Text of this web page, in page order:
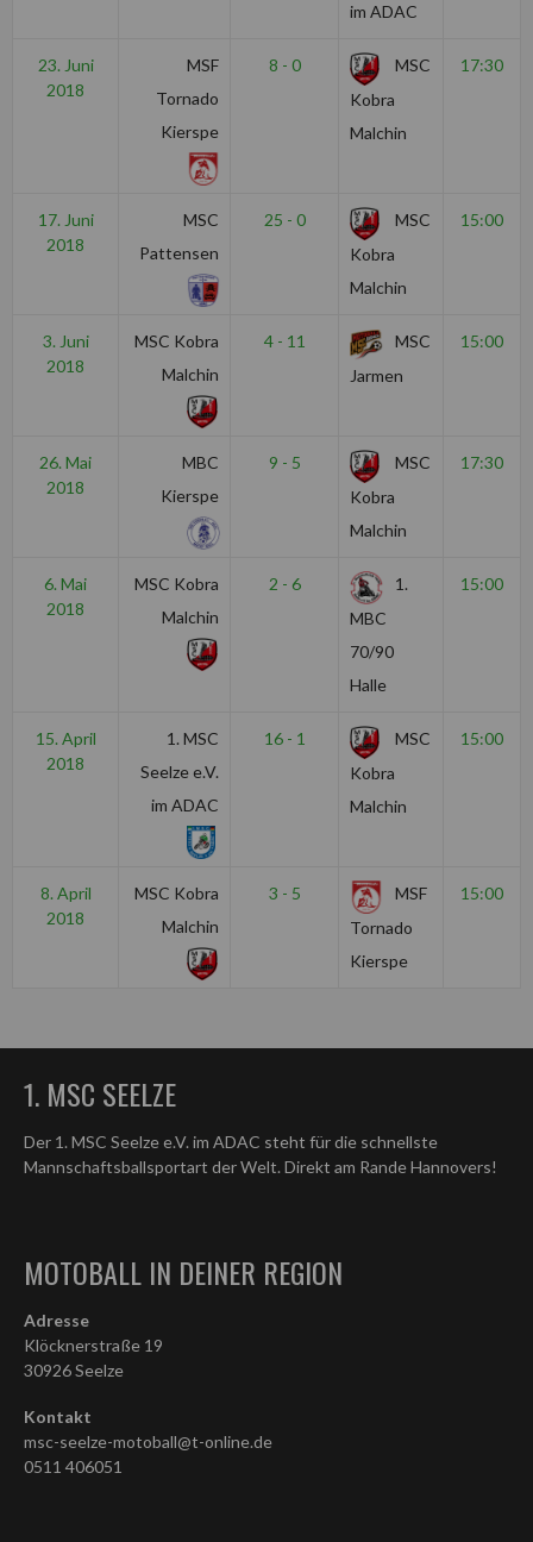
im ADAC
23. Juni
2018
MSF
Tornado
Kierspe
8 - 0
MSC
Kobra
Malchin
17:30
17. Juni
2018
MSC
Pattensen
25 - 0
MSC
Kobra
Malchin
15:00
3. Juni
2018
MSC Kobra
Malchin
4 - 11
MSC
Jarmen
15:00
26. Mai
2018
MBC
Kierspe
9 - 5
MSC
Kobra
Malchin
17:30
6. Mai
2018
MSC Kobra
Malchin
2 - 6
1.
MBC
70/90
Halle
15:00
15. April
2018
1. MSC
Seelze e.V.
im ADAC
16 - 1
MSC
Kobra
Malchin
15:00
8. April
2018
MSC Kobra
Malchin
3 - 5
MSF
Tornado
Kierspe
15:00
1. MSC SEELZE
Der 1. MSC Seelze e.V. im ADAC steht für die schnellste
Mannschaftsballsportart der Welt. Direkt am Rande Hannovers!
MOTOBALL IN DEINER REGION
Adresse
Klöcknerstraße 19
30926 Seelze
Kontakt
msc-seelze-motoball@t-online.de
0511 406051